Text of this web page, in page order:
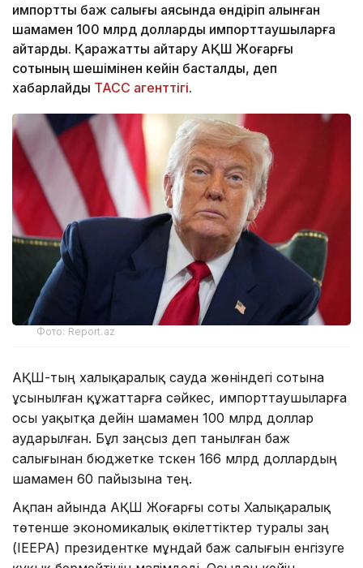
импорттық баж салығы аясында өндіріп алынған
шамамен 100 млрд долларды импорттаушыларға
қайтарды. Қаражатты қайтару АҚШ Жоғарғы
сотының шешімінен кейін басталды, деп
хабарлайды ТАСС агенттігі.
Фото: Report.az
АҚШ-тың халықаралық сауда жөніндегі сотына
ұсынылған құжаттарға сәйкес, импорттаушыларға
осы уақытқа дейін шамамен 100 млрд доллар
аударылған. Бұл заңсыз деп танылған баж
салығынан бюджетке түскен 166 млрд доллардың
шамамен 60 пайызына тең.
Ақпан айында АҚШ Жоғарғы соты Халықаралық
төтенше экономикалық өкілеттіктер туралы заң
(IEEPA) президентке мұндай баж салығын енгізуге